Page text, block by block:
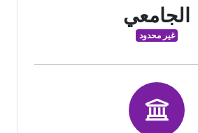
الجامعي
غير محدود